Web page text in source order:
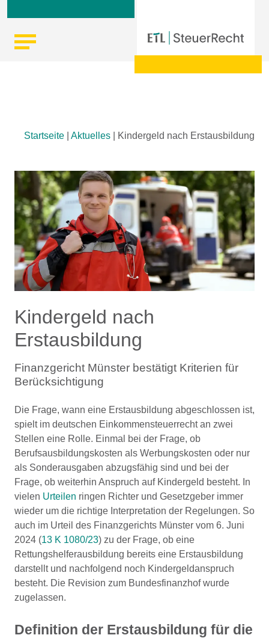
Startseite Aktuelles Kindergeld nach Erstausbildung
Kindergeld nach
Erstausbildung
Finanzgericht Münster bestätigt Kriterien für
Berücksichtigung
Die Frage, wann eine Erstausbildung abgeschlossen ist,
spielt im deutschen Einkommensteuerrecht an zwei
Stellen eine Rolle. Einmal bei der Frage, ob
Berufsausbildungskosten als Werbungskosten oder nur
als Sonderausgaben abzugsfähig sind und bei der
Frage, ob weiterhin Anspruch auf Kindergeld besteht. In
vielen Urteilen ringen Richter und Gesetzgeber immer
wieder um die richtige Interpretation der Regelungen. So
auch im Urteil des Finanzgerichts Münster vom 6. Juni
2024 (13 K 1080/23) zu der Frage, ob eine
Rettungshelferausbildung bereits eine Erstausbildung
darstellt und nachfolgend noch Kindergeldanspruch
besteht. Die Revision zum Bundesfinanzhof wurde
zugelassen.
Definition der Erstausbildung für die